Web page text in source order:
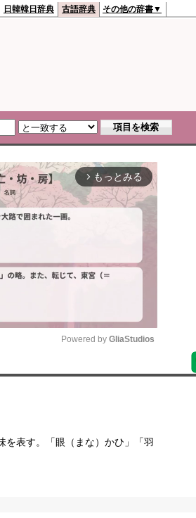
日韓韓日辞典 古語辞典 その他の辞書▼
arrow_forward_ios もっとみる
Mute
Powered by GliaStudios
を表す。「眼（まな）かひ」「羽